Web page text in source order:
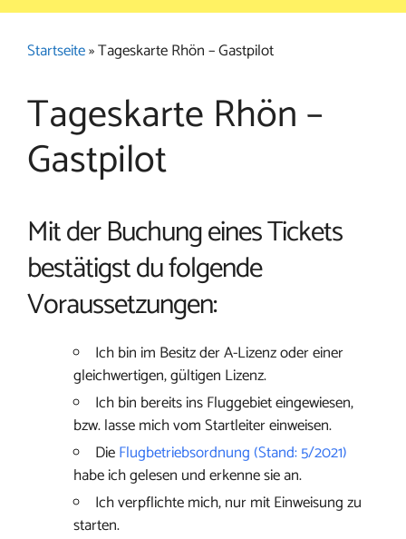
Startseite»Tageskarte Rhön – Gastpilot
Tageskarte Rhön –
Gastpilot
Mit der Buchung eines Tickets
bestätigst du folgende
Voraussetzungen:
Ich bin im Besitz der A-Lizenz oder einer
gleichwertigen, gültigen Lizenz.
Ich bin bereits ins Fluggebiet eingewiesen,
bzw. lasse mich vom Startleiter einweisen.
DieFlugbetriebsordnung (Stand: 5/2021)
habe ich gelesen und erkenne sie an.
Ich verpflichte mich, nur mit Einweisung zu
starten.